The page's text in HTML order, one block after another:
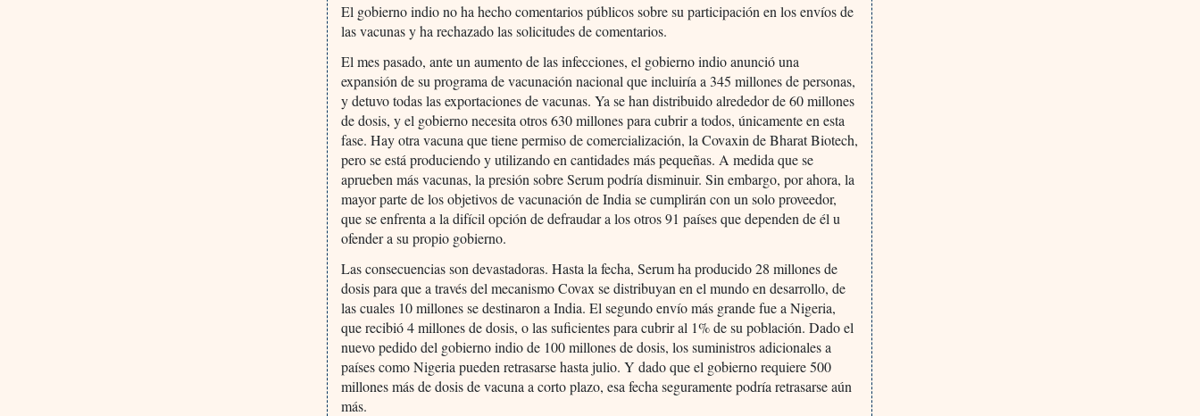
El gobierno indio no ha hecho comentarios públicos sobre su participación en los envíos de
las vacunas y ha rechazado las solicitudes de comentarios.
El mes pasado, ante un aumento de las infecciones, el gobierno indio anunció una
expansión de su programa de vacunación nacional que incluiría a 345 millones de personas,
y detuvo todas las exportaciones de vacunas. Ya se han distribuido alrededor de 60 millones
de dosis, y el gobierno necesita otros 630 millones para cubrir a todos, únicamente en esta
fase. Hay otra vacuna que tiene permiso de comercialización, la Covaxin de Bharat Biotech,
pero se está produciendo y utilizando en cantidades más pequeñas. A medida que se
aprueben más vacunas, la presión sobre Serum podría disminuir. Sin embargo, por ahora, la
mayor parte de los objetivos de vacunación de India se cumplirán con un solo proveedor,
que se enfrenta a la difícil opción de defraudar a los otros 91 países que dependen de él u
ofender a su propio gobierno.
Las consecuencias son devastadoras. Hasta la fecha, Serum ha producido 28 millones de
dosis para que a través del mecanismo Covax se distribuyan en el mundo en desarrollo, de
las cuales 10 millones se destinaron a India. El segundo envío más grande fue a Nigeria,
que recibió 4 millones de dosis, o las suficientes para cubrir al 1% de su población. Dado el
nuevo pedido del gobierno indio de 100 millones de dosis, los suministros adicionales a
países como Nigeria pueden retrasarse hasta julio. Y dado que el gobierno requiere 500
millones más de dosis de vacuna a corto plazo, esa fecha seguramente podría retrasarse aún
más.